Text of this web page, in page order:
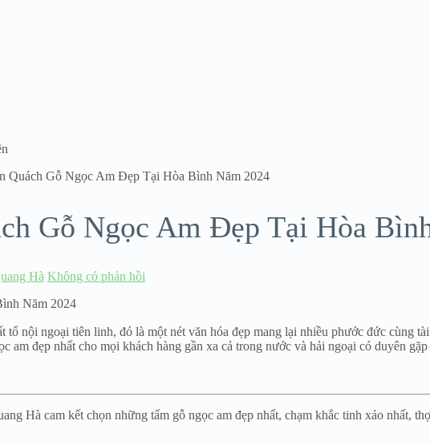
Quách Gỗ Ngọc Am Đẹp Tại Hòa Bình Năm 2024
Gỗ Ngọc Am Đẹp Tại Hòa
Hà Không có phản hồi
Năm 2024
nội ngoại tiên linh, đó là một nét văn hóa đẹp mang lại nhiều phước đức cùng
am đẹp nhất cho mọi khách hàng gần xa cả trong nước và hải ngoại có duyên
Hà cam kết chọn những tấm gỗ ngọc am đẹp nhất, chạm khắc tinh xảo nhất,